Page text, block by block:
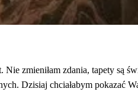
Nie zmieniłam zdania, tapety
Dzisiaj chciałabym pokazać